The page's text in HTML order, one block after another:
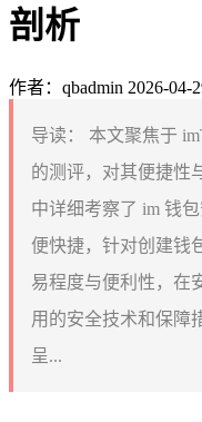
剖析
作者：qbadmin 2026-04-
导读：
本文聚焦于
的测评，对其便捷性
中详细考察了 im 钱
便快捷，针对创建钱
易程度与便利性，在
用的安全技术和保障
呈...